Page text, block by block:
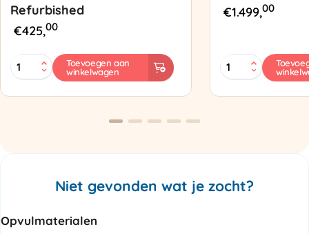
Refurbished
€425,00
MINI
PAK'R
Refurbished
Toevoegen aan
winkelwagen
€1.499,00
Zapak
ZP97
aantal
Niet gevonden wat je zocht?
Opvulmaterialen